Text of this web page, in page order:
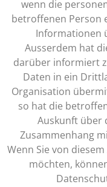
wenn die
betroffenen Person
Informationen
Ausserdem hat
darüber informiert
Daten in ein
Organisation
so hat die
Auskunft über
Zusammenhang
Wenn Sie von
möchten,